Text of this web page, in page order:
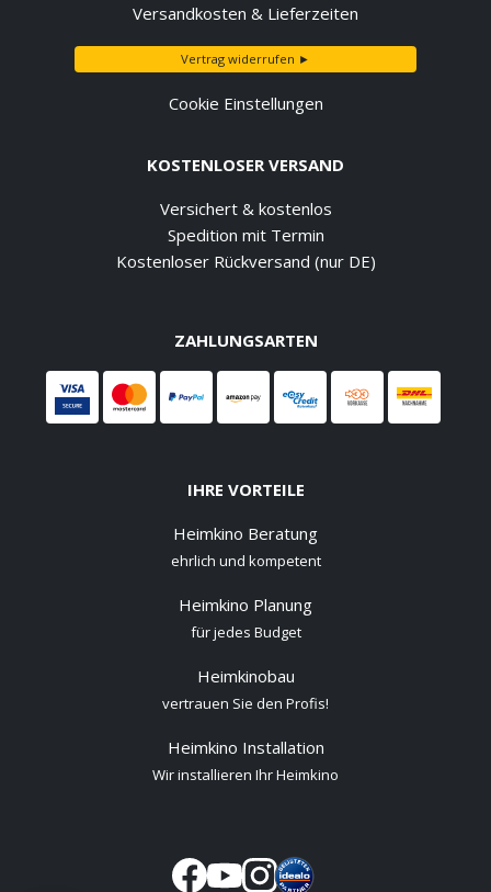
Versandkosten & Lieferzeiten
Vertrag widerrufen ►
Cookie Einstellungen
KOSTENLOSER VERSAND
Versichert & kostenlos
Spedition mit Termin
Kostenloser Rückversand (nur DE)
ZAHLUNGSARTEN
IHRE VORTEILE
Heimkino Beratung
ehrlich und kompetent
Heimkino Planung
für jedes Budget
Heimkinobau
vertrauen Sie den Profis!
Heimkino Installation
Wir installieren Ihr Heimkino